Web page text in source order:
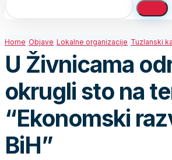
Home Objave Lokalne organizacije Tuzlanski
U Živnicama
okrugli sto na
“Ekonomski
BiH”